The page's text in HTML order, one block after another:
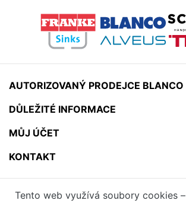
AUTORIZOVANÝ PRODEJCE BLANCO
DŮLEŽITÉ INFORMACE
MŮJ ÚČET
KONTAKT
Tento web využívá soubory cookies –